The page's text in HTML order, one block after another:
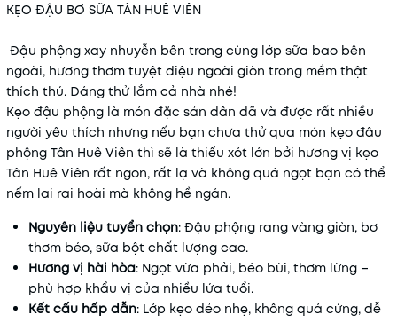
KẸO ĐẬU BƠ SỮA TÂN HUÊ VIÊN
Đậu phộng xay nhuyễn bên trong cùng lớp sữa bao bên
ngoài, hương thơm tuyệt diệu ngoài giòn trong mềm thật
thích thú. Đáng thử lắm cả nhà nhé!
Kẹo đậu phộng là món đặc sản dân dã và được rất nhiều
người yêu thích nhưng nếu bạn chưa thử qua món kẹo đâu
phộng Tân Huê Viên thì sẽ là thiếu xót lớn bởi hương vị kẹo
Tân Huê Viên rất ngon, rất lạ và không quá ngọt bạn có thể
nếm lai rai hoài mà không hề ngán.
Nguyên liệu tuyển chọn: Đậu phộng rang vàng giòn, bơ
thơm béo, sữa bột chất lượng cao.
Hương vị hài hòa: Ngọt vừa phải, béo bùi, thơm lừng –
phù hợp khẩu vị của nhiều lứa tuổi.
Kết cấu hấp dẫn: Lớp kẹo dẻo nhẹ, không quá cứng, dễ